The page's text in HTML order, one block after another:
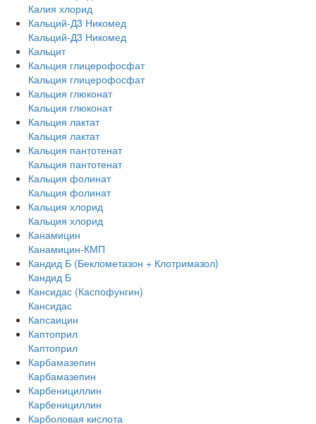
Калия хлорид
Кальций-Д3 Никомед
Кальций-Д3 Никомед
Кальцит
Кальция глицерофосфат
Кальция глицерофосфат
Кальция глюконат
Кальция глюконат
Кальция лактат
Кальция лактат
Кальция пантотенат
Кальция пантотенат
Кальция фолинат
Кальция фолинат
Кальция хлорид
Кальция хлорид
Канамицин
Канамицин-КМП
Кандид Б (Беклометазон + Клотримазол)
Кандид Б
Кансидас (Каспофунгин)
Кансидас
Капсаицин
Каптоприл
Каптоприл
Карбамазепин
Карбамазепин
Карбенициллин
Карбенициллин
Карболовая кислота